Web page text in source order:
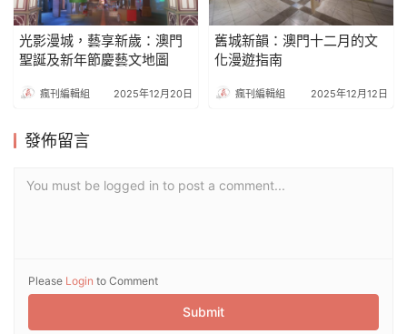
光影漫城，藝享新歲：澳門
聖誕及新年節慶藝文地圖
瘋刊編輯組 2025年12月20日
舊城新韻：澳門十二月的文
化漫遊指南
瘋刊編輯組 2025年12月12日
發佈留言
You must be logged in to post a comment...
Please Login to Comment
Submit